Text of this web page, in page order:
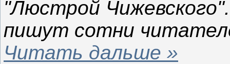
"Люстрой
пишут сотни
Читать дальше »